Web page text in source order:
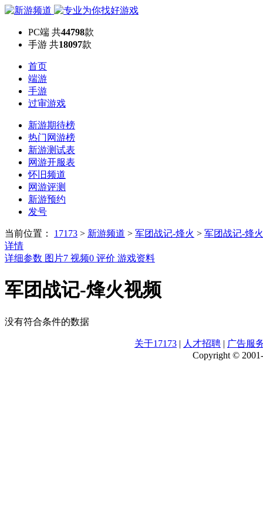
PC端 共44798款
手游 共18097款
首页
端游
手游
过审游戏
新游期待榜
热门网游榜
新游测试表
网游开服表
怀旧频道
网游评测
新游预约
发号
当前位置： 17173 > 新游频道 > 军团战记-烽火 > 军团战记-烽
详情
详细参数 图片7 视频0 评价 游戏资料
军团战记-烽火视频
没有符合条件的数据
关于17173 | 人才招聘 | 广告服
Copyright ©